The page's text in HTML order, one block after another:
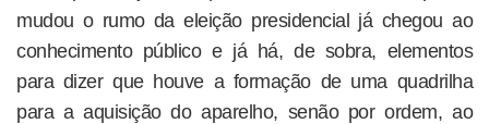
mudou o rumo da eleição presidencial já chegou ao
conhecimento público e já há, de sobra, elementos
para dizer que houve a formação de uma quadrilha
para a aquisição do aparelho, senão por ordem, ao